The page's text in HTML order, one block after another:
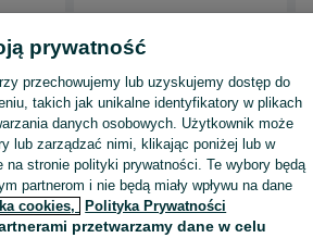
Sklepy i magazyny
- Brętowo
Wyświetlenia:
prywatność
przechowujemy lub uzyskujemy dostęp do
takich jak unikalne identyfikatory w plikach
danych osobowych. Użytkownik może
lub zarządzać nimi, klikając poniżej lub w
na stronie polityki prywatności. Te wybory będą
partnerom i nie będą miały wpływu na dane
cookies, Polityka Prywatności
przetwarzamy dane w celu